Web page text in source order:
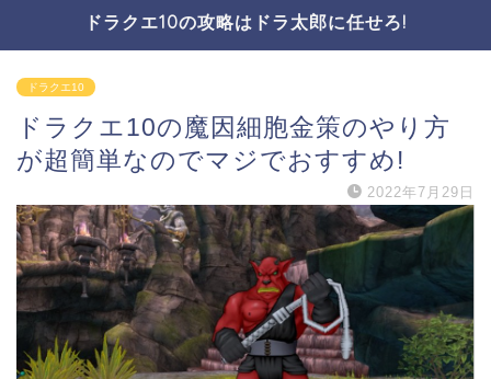
ドラクエ10の攻略はドラ太郎に任せろ!
ドラクエ10
ドラクエ10の魔因細胞金策のやり方
が超簡単なのでマジでおすすめ!
2022年7月29日